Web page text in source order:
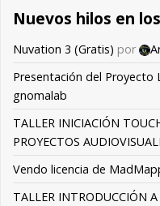
Nuevos hilos en
Nuvation 3 (Gratis) por
Presentación del Proyecto
gnomalab
TALLER INICIACIÓN
PROYECTOS
Vendo licencia de
TALLER INTRODUCCIÓN